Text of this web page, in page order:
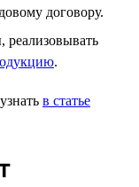
договору.
реализовывать
.
в статье